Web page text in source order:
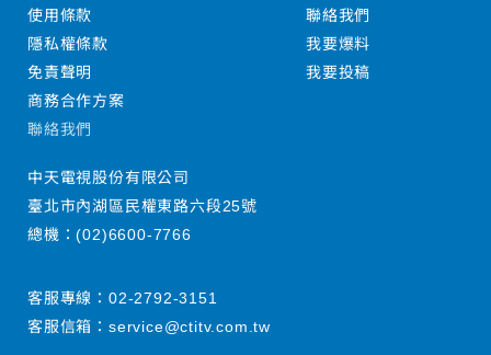
使用條款
隱私權條款
免責聲明
商務合作方案
聯絡我們
我要爆料
我要投稿
聯絡我們
中天電視股份有限公司
臺北市內湖區民權東路六段25號
總機：(02)6600-7766
客服專線： 02-2792-3151
客服信箱： service@ctitv.com.tw